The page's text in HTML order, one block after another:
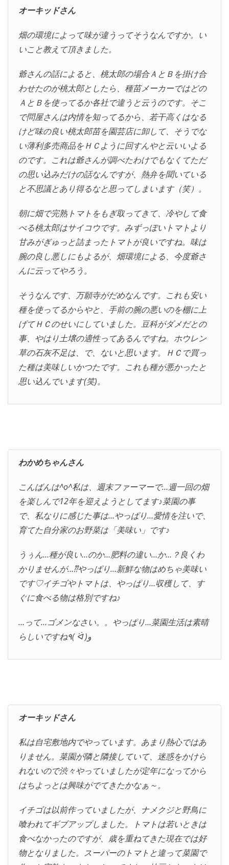
オーキッドさん
畑の環境によって味が違うってそうなんですか。い
いこと教えて頂きました。
爺さんの話によると、桃太郎の場合ＡとＢを掛け合
わせたのが桃太郎としたら、種苗メーカーではどの
ＡとＢを使ってるか各社で違うと云うのです。そこ
で問屋さんは内情を知ってるから、若干高くはなる
けど味の良い桃太郎苗を園芸店に卸して、そうでな
い薄利多売商品をＨＣように回すんやと云いいよる
のです。これは爺さんが調べたわけでもなくてただ
の思い込みだけの話なんですが、熱弁を聞いている
と不思議とあり得るなと思ってしまいます（笑）。
朝に畑で完熟トマトをもぎ取ってきて、冷やして食
べる桃太郎はサイコウです。みずっぽいトマトより
甘みがぎゅっと詰まったトマトが良いですね。味は
腕の良し悪しにもよるが、畑環境による、今度爺さ
んに云ってやろう。
そうなんです、万願寺がだめなんです。これも安い
種を使ってるからやと、手前の腕の悪いのを棚に上
げてＨＣのせいにしていました。豆科がダメだとの
事、やはり土壌の適性ってあるんですね。ホウレン
草の石灰不足は、で、ないと思います。ＨＣで買っ
た種は美味しいかつたです。これも種が悪かったと
思い込んでいます(笑)。
わかめちゃんさん
こんばんは^o^私は、週末ファーマーで…週一回の畑
を楽しんで12年を迎えようとしてます♪菜園の事
で、私なりに感じた事は…やっぱり…愛情を注いで、
育てた自分家のお野菜は「美味い」です♪
うぅん…種が良い…のか…肥料の違い…か…？良くわ
かりませんが…⁇やっぱり…新鮮な物はめちゃ美味い
です♡イチゴやトマトは、やっぱり…収穫して、す
ぐに食べる物は格別ですね♪
…って…ゴメンなさい。。やっぱり…菜園生活は素晴
らしいですね٩( ᐛ )و
オーキッドさん
私は自宅敷地内でやっています。あまり熱心ではあ
りません。菜園が隣と隣接していて、迷惑をかけら
れないので渋々やっていましたが定年になってから
はちよっとは興味がでてきたかなぁ～。
イチゴは以前作っていましたが、ナメクジと野鳥に
喰われてギブアップしました。トマトは若いときは
食べなかったのですが、歳を重ねてきた現在では好
物となりました。スーパーのトマトと違って菜園で